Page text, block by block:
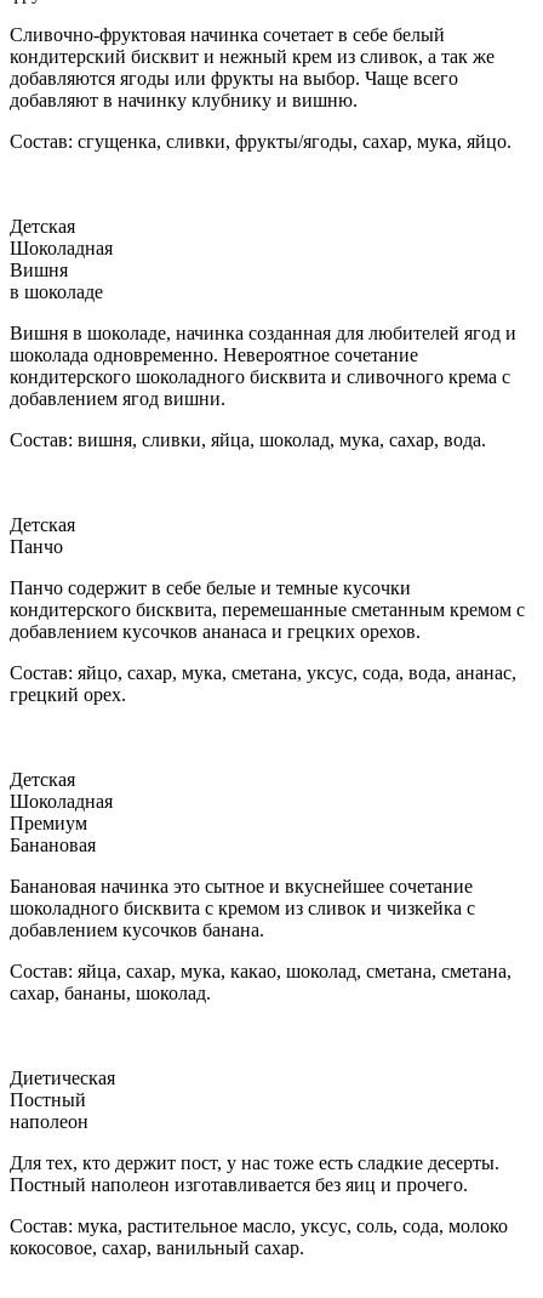
Сливочно-фруктовая начинка сочетает в себе белый
кондитерский бисквит и нежный крем из сливок, а так же
добавляются ягоды или фрукты на выбор. Чаще всего
добавляют в начинку клубнику и вишню.
Состав: сгущенка, сливки, фрукты/ягоды, сахар, мука, яйцо.
Детская
Шоколадная
Вишня
в шоколаде
Вишня в шоколаде, начинка созданная для любителей ягод и
шоколада одновременно. Невероятное сочетание
кондитерского шоколадного бисквита и сливочного крема с
добавлением ягод вишни.
Состав: вишня, сливки, яйца, шоколад, мука, сахар, вода.
Детская
Панчо
Панчо содержит в себе белые и темные кусочки
кондитерского бисквита, перемешанные сметанным кремом с
добавлением кусочков ананаса и грецких орехов.
Состав: яйцо, сахар, мука, сметана, уксус, сода, вода, ананас,
грецкий орех.
Детская
Шоколадная
Премиум
Банановая
Банановая начинка это сытное и вкуснейшее сочетание
шоколадного бисквита с кремом из сливок и чизкейка с
добавлением кусочков банана.
Состав: яйца, сахар, мука, какао, шоколад, сметана, сметана,
сахар, бананы, шоколад.
Диетическая
Постный
наполеон
Для тех, кто держит пост, у нас тоже есть сладкие десерты.
Постный наполеон изготавливается без яиц и прочего.
Состав: мука, растительное масло, уксус, соль, сода, молоко
кокосовое, сахар, ванильный сахар.